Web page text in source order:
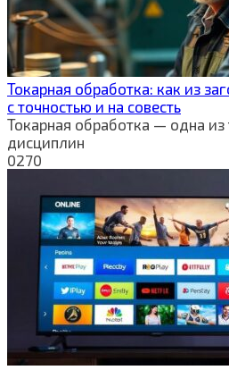
Токарная обработка: как из
с точностью и на совесть
Токарная обработка — одна
дисциплин
0270